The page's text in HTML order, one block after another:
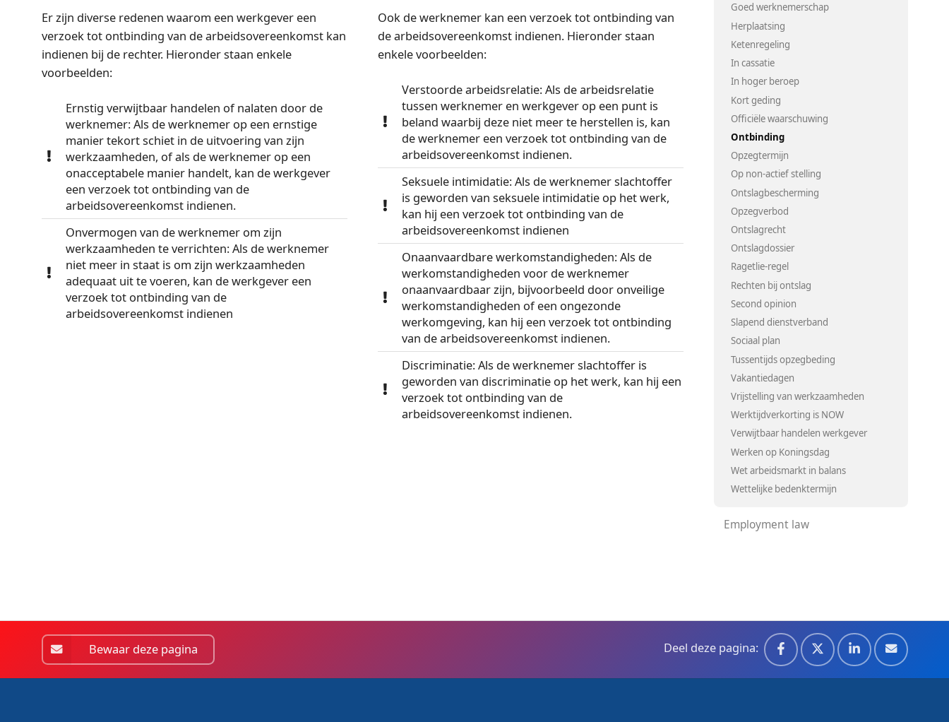
Er zijn diverse redenen waarom een werkgever een
verzoek tot ontbinding van de arbeidsovereenkomst kan
indienen bij de rechter. Hieronder staan enkele
voorbeelden:
Ernstig verwijtbaar handelen of nalaten door de
werknemer: Als de werknemer op een ernstige
manier tekort schiet in de uitvoering van zijn
werkzaamheden, of als de werknemer op een
onacceptabele manier handelt, kan de werkgever
een verzoek tot ontbinding van de
arbeidsovereenkomst indienen.
Onvermogen van de werknemer om zijn
werkzaamheden te verrichten: Als de werknemer
niet meer in staat is om zijn werkzaamheden
adequaat uit te voeren, kan de werkgever een
verzoek tot ontbinding van de
arbeidsovereenkomst indienen
Ook de werknemer kan een verzoek tot ontbinding van
de arbeidsovereenkomst indienen. Hieronder staan
enkele voorbeelden:
Verstoorde arbeidsrelatie: Als de arbeidsrelatie
tussen werknemer en werkgever op een punt is
beland waarbij deze niet meer te herstellen is, kan
de werknemer een verzoek tot ontbinding van de
arbeidsovereenkomst indienen.
Seksuele intimidatie: Als de werknemer slachtoffer
is geworden van seksuele intimidatie op het werk,
kan hij een verzoek tot ontbinding van de
arbeidsovereenkomst indienen
Onaanvaardbare werkomstandigheden: Als de
werkomstandigheden voor de werknemer
onaanvaardbaar zijn, bijvoorbeeld door onveilige
werkomstandigheden of een ongezonde
werkomgeving, kan hij een verzoek tot ontbinding
van de arbeidsovereenkomst indienen.
Discriminatie: Als de werknemer slachtoffer is
geworden van discriminatie op het werk, kan hij een
verzoek tot ontbinding van de
arbeidsovereenkomst indienen.
Goed werknemerschap
Herplaatsing
Ketenregeling
In cassatie
In hoger beroep
Kort geding
Officiële waarschuwing
Ontbinding
Opzegtermijn
Op non-actief stelling
Ontslagbescherming
Opzegverbod
Ontslagrecht
Ontslagdossier
Ragetlie-regel
Rechten bij ontslag
Second opinion
Slapend dienstverband
Sociaal plan
Tussentijds opzegbeding
Vakantiedagen
Vrijstelling van werkzaamheden
Werktijdverkorting is NOW
Verwijtbaar handelen werkgever
Werken op Koningsdag
Wet arbeidsmarkt in balans
Wettelijke bedenktermijn
Employment law
Bewaar deze pagina Deel deze pagina: